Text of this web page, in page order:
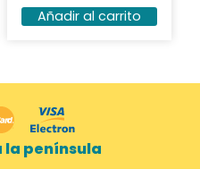
Añadir al carrito
la península